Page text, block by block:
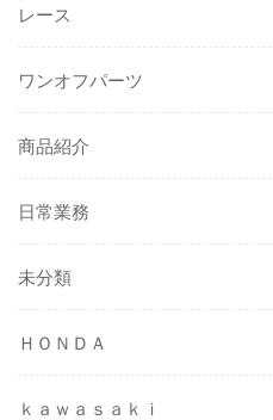
レース
ワンオフパーツ
商品紹介
日常業務
未分類
ＨＯＮＤＡ
ｋａｗａｓａｋｉ